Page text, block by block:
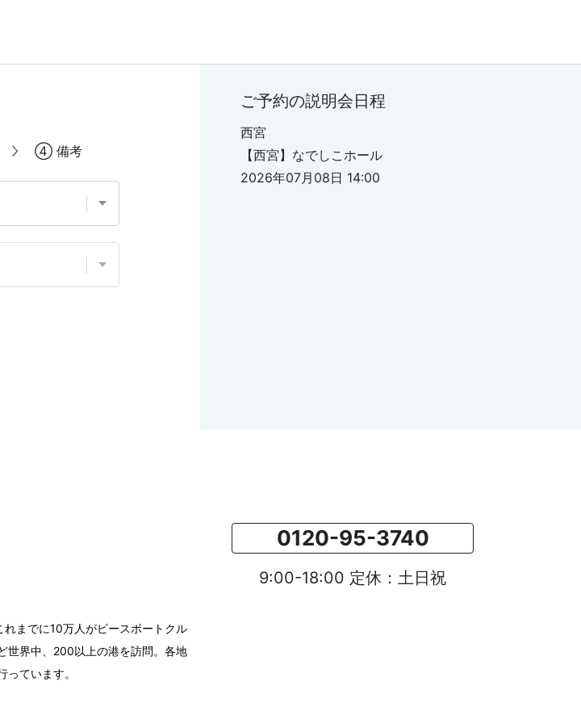
ご予約の説明会日程
西宮
【西宮】なでしこホール
2026年07月08日 14:00
④ 備考
0120-95-3740
9:00-18:00 定休：土日祝
までに10万人がピースボートクル
世界中、200以上の港を訪問。各地
ています。